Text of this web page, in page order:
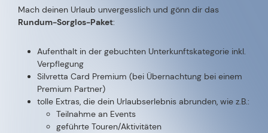
Mach deinen Urlaub unvergesslich und gönn dir das
Rundum-Sorglos-Paket:
Aufenthalt in der gebuchten Unterkunftskategorie inkl.
Verpflegung
Silvretta Card Premium (bei Übernachtung bei einem
Premium Partner)
tolle Extras, die dein Urlaubserlebnis abrunden, wie z.B.:
Teilnahme an Events
geführte Touren/Aktivitäten